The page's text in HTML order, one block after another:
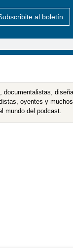
al boletín
documentalistas,
oyentes y
mundo del podcast.